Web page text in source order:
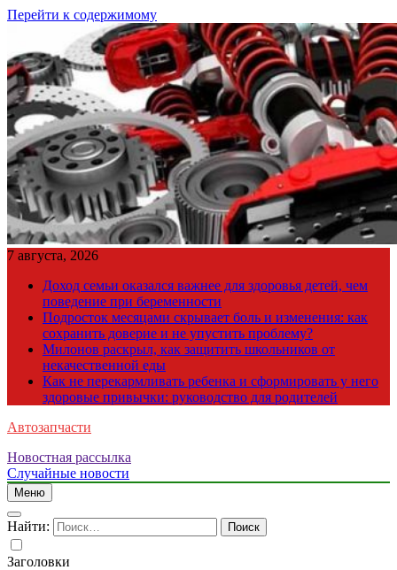
Перейти к содержимому
7 августа, 2026
Доход семьи оказался важнее для здоровья детей, чем
поведение при беременности
Подросток месяцами скрывает боль и изменения: как
сохранить доверие и не упустить проблему?
Милонов раскрыл, как защитить школьников от
некачественной еды
Как не перекармливать ребенка и сформировать у него
здоровые привычки: руководство для родителей
Автозапчасти
Новостная рассылка
Случайные новости
Меню
Найти:
Заголовки